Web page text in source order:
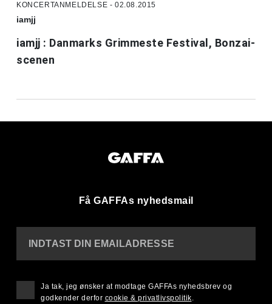
KONCERTANMELDELSE - 02.08.2015
iamjj
iamjj : Danmarks Grimmeste Festival, Bonzai-
scenen
Få GAFFAs nyhedsmail
INDTAST DIN EMAILADRESSE
Ja tak, jeg ønsker at modtage GAFFAs nyhedsbrev og
godkender derfor cookie & privatlivspolitik.